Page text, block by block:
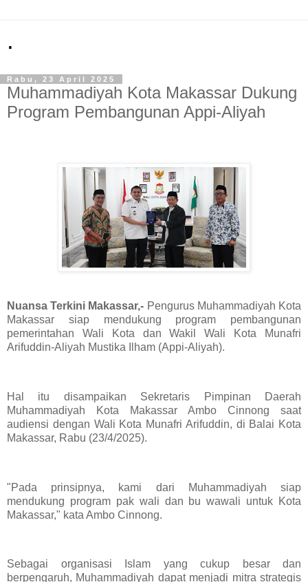
.
Rabu, 23 April 2025
Muhammadiyah Kota Makassar Dukung
Program Pembangunan Appi-Aliyah
Nuansa Terkini Makassar,- Pengurus Muhammadiyah Kota
Makassar siap mendukung program pembangunan
pemerintahan Wali Kota dan Wakil Wali Kota Munafri
Arifuddin-Aliyah Mustika Ilham (Appi-Aliyah).
Hal itu disampaikan Sekretaris Pimpinan Daerah
Muhammadiyah Kota Makassar Ambo Cinnong saat
audiensi dengan Wali Kota Munafri Arifuddin, di Balai Kota
Makassar, Rabu (23/4/2025).
"Pada prinsipnya, kami dari Muhammadiyah siap
mendukung program pak wali dan bu wawali untuk Kota
Makassar," kata Ambo Cinnong.
Sebagai organisasi Islam yang cukup besar dan
berpengaruh, Muhammadiyah dapat menjadi mitra strategis